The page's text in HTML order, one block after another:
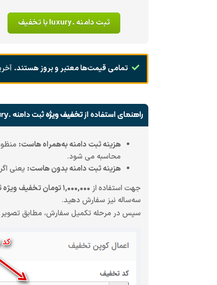
ثبت دامنه .luxury با تخفیف
تمامی قیمت‌ها معتبر و بروز هستند.
راهنمای استفاده ازتخفیف ویژهثبت دامنه .luxury به همراه هاست
هزینه ثبت دامنه به‌همراه هاست:
محاسبه می شود.
هزینه ثبت دامنه بدون هاست: یعنی
جهت استفاده از ۱,۰۰۰,۰۰۰ تومان تخفیف ویژه ثبت دامنه .luxury به همراه هاست
سه‌ساله نیز سفارش دهید.
سپس در مرحله تکمیل سفارش، مطابق